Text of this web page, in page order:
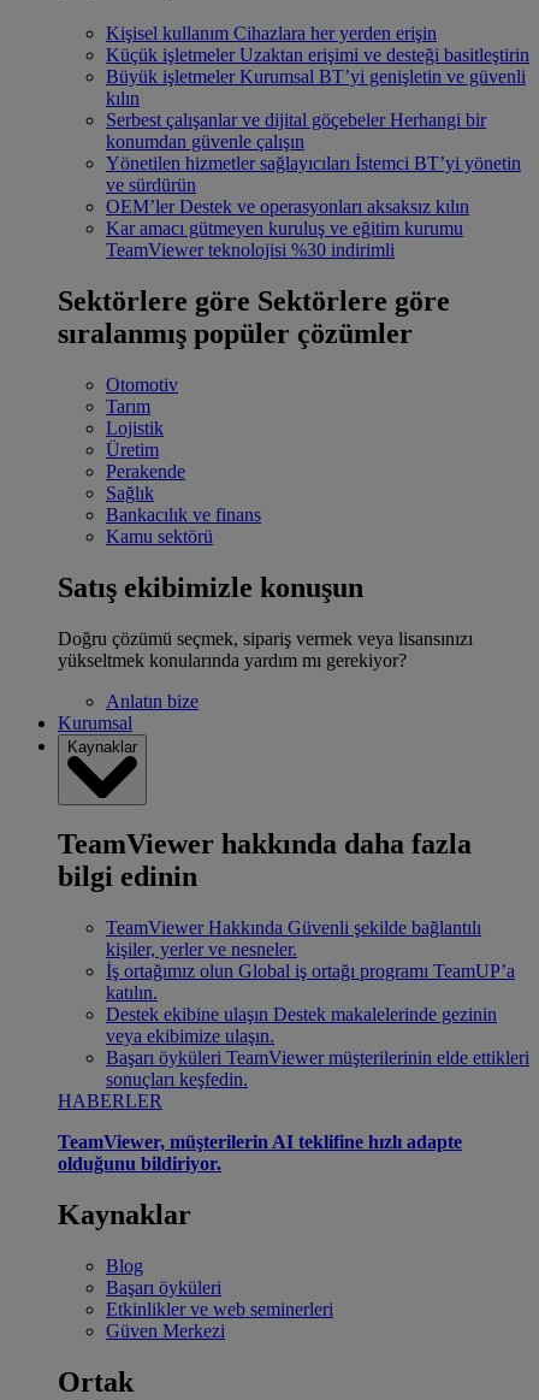
Kişisel kullanım Cihazlara her yerden erişin
Küçük işletmeler Uzaktan erişimi ve desteği basitleştirin
Büyük işletmeler Kurumsal BT’yi genişletin ve güvenli
kılın
Serbest çalışanlar ve dijital göçebeler Herhangi bir
konumdan güvenle çalışın
Yönetilen hizmetler sağlayıcıları İstemci BT’yi yönetin
ve sürdürün
OEM’ler Destek ve operasyonları aksaksız kılın
Kar amacı gütmeyen kuruluş ve eğitim kurumu
TeamViewer teknolojisi %30 indirimli
Sektörlere göre Sektörlere göre
sıralanmış popüler çözümler
Otomotiv
Tarım
Lojistik
Üretim
Perakende
Sağlık
Bankacılık ve finans
Kamu sektörü
Satış ekibimizle konuşun
Doğru çözümü seçmek, sipariş vermek veya lisansınızı
yükseltmek konularında yardım mı gerekiyor?
Anlatın bize
Kurumsal
Kaynaklar
TeamViewer hakkında daha fazla
bilgi edinin
TeamViewer Hakkında Güvenli şekilde bağlantılı
kişiler, yerler ve nesneler.
İş ortağımız olun Global iş ortağı programı TeamUP’a
katılın.
Destek ekibine ulaşın Destek makalelerinde gezinin
veya ekibimize ulaşın.
Başarı öyküleri TeamViewer müşterilerinin elde ettikleri
sonuçları keşfedin.
HABERLER
TeamViewer, müşterilerin AI teklifine hızlı adapte
olduğunu bildiriyor.
Kaynaklar
Blog
Başarı öyküleri
Etkinlikler ve web seminerleri
Güven Merkezi
Ortak